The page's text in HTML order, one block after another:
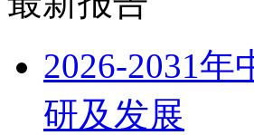
2026-2031
研及发展